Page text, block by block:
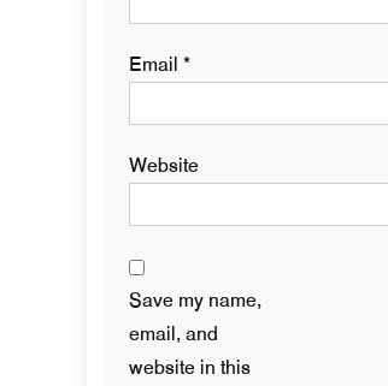
Email *
Website
Save my name,
email, and
website in this